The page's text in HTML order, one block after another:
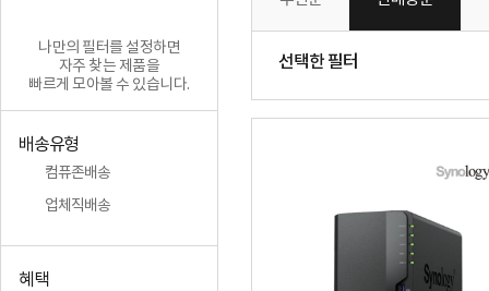
나만의 필터를 설정하면
자주 찾는 제품을
빠르게 모아볼 수 있습니다.
배송유형
컴퓨존배송
업체직배송
혜택
선택한 필터